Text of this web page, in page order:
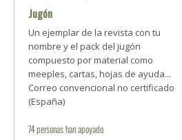
Jugón
Un ejemplar de la revista con tu
nombre y el pack del jugón
compuesto por material como
meeples, cartas, hojas de ayuda...
Correo convencional no certificado
(España)
74personashan apoyado